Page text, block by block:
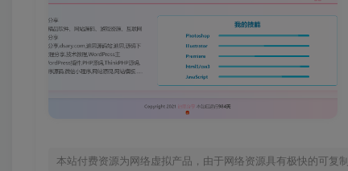
本站付费资源为网络虚拟产品，由于网络资源具有极快的可复